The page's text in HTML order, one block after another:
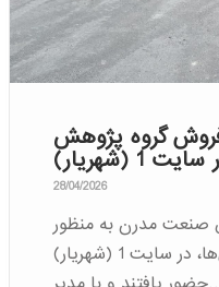
گروه پژوهش
(شهریار)
28/04/2026
صنعت مدرن به منظور
تقویت روابط و توسعه همکاری‌ها، در سایت 1 (شهریار)